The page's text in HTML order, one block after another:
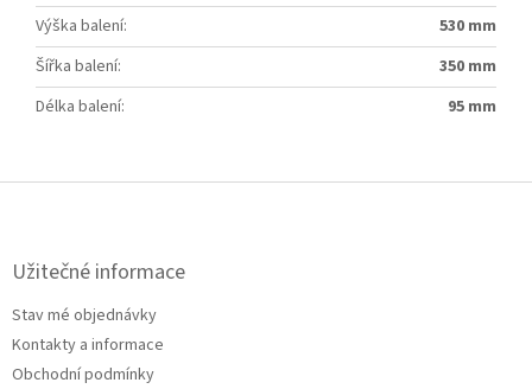
Výška balení:
530 mm
Šířka balení:
350 mm
Délka balení: 95 mm
Z
Užitečné informace
Stav mé objednávky
Kontakty a informace
Obchodní podmínky